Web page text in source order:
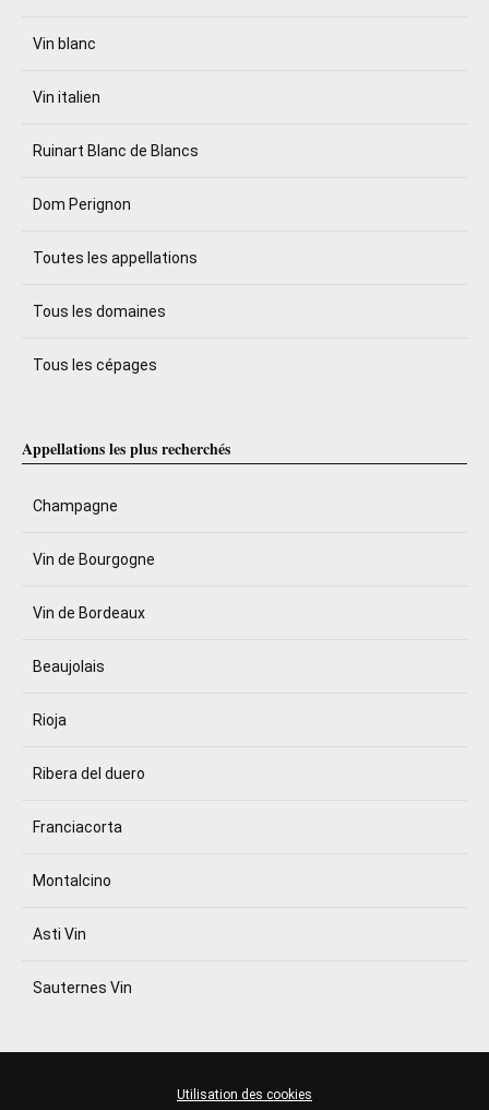
Vin blanc
Vin italien
Ruinart Blanc de Blancs
Dom Perignon
Toutes les appellations
Tous les domaines
Tous les cépages
Appellations les plus recherchés
Champagne
Vin de Bourgogne
Vin de Bordeaux
Beaujolais
Rioja
Ribera del duero
Franciacorta
Montalcino
Asti Vin
Sauternes Vin
Utilisation des cookies